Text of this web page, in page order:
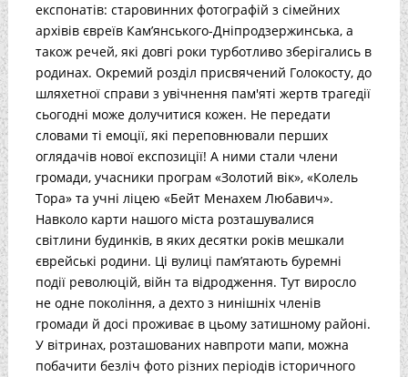
експонатів: старовинних фотографій з сімейних
архівів євреїв Кам’янського-Дніпродзержинська, а
також речей, які довгі роки турботливо зберігались в
родинах. Окремий розділ присвячений Голокосту, до
шляхетної справи з увічнення пам'яті жертв трагедії
сьогодні може долучитися кожен. Не передати
словами ті емоції, які переповнювали перших
оглядачів нової експозиції! А ними стали члени
громади, учасники програм «Золотий вік», «Колель
Тора» та учні ліцею «Бейт Менахем Любавич».
Навколо карти нашого міста розташувалися
світлини будинків, в яких десятки років мешкали
єврейські родини. Ці вулиці пам’ятають буремні
події революцій, війн та відродження. Тут виросло
не одне покоління, а дехто з нинішніх членів
громади й досі проживає в цьому затишному районі.
У вітринах, розташованих навпроти мапи, можна
побачити безліч фото різних періодів історичного